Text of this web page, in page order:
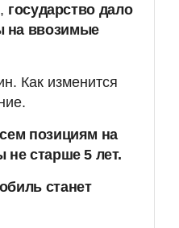
государство дало
на ввозимые
Как изменится
позициям на
старше 5 лет.
станет